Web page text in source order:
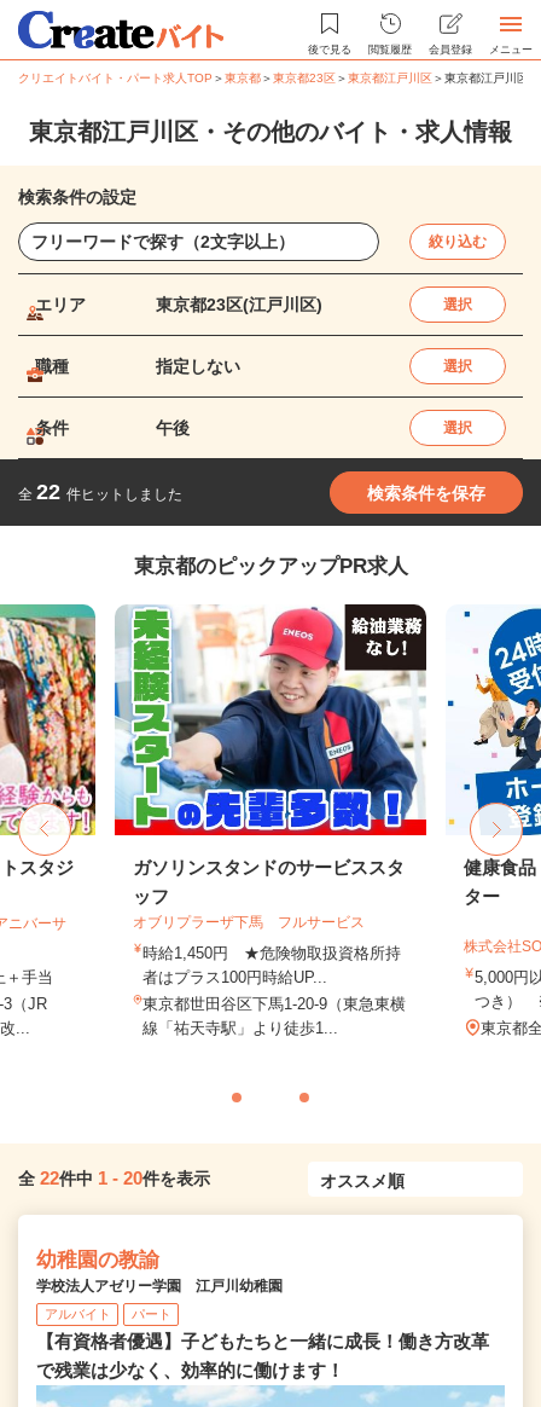
後で見る 閲覧履歴 会員登録 メニュー
クリエイトバイト・パート求人TOP ＞東京都＞東京都23区＞東京都江戸川区＞東京都江戸川区
東京都江戸川区・その他のバイト・求人情報
検索条件の設定
絞り込む
エリア 東京都23区(江戸川区) 選択
職種 指定しない 選択
条件 午後 選択
全 22 件ヒットしました 検索条件を保存
東京都のピックアップPR求人
スタジ
ニバーサ
＋手当
3（JR
...
ガソリンスタンドのサービススタ
ッフ
オブリプラーザ下馬 フルサービス
時給1,450円 ★危険物取扱資格所持
者はプラス100円時給UP...
東京都世田谷区下馬1-20-9（東急東横
線「祐天寺駅」より徒歩1...
健康食品
ター
株式会社
5,000円
つき）
東京都
全 22件中 1 - 20件を表示
幼稚園の教諭
学校法人アゼリー学園 江戸川幼稚園
アルバイト パート
【有資格者優遇】子どもたちと一緒に成長！働き方改革
で残業は少なく、効率的に働けます！